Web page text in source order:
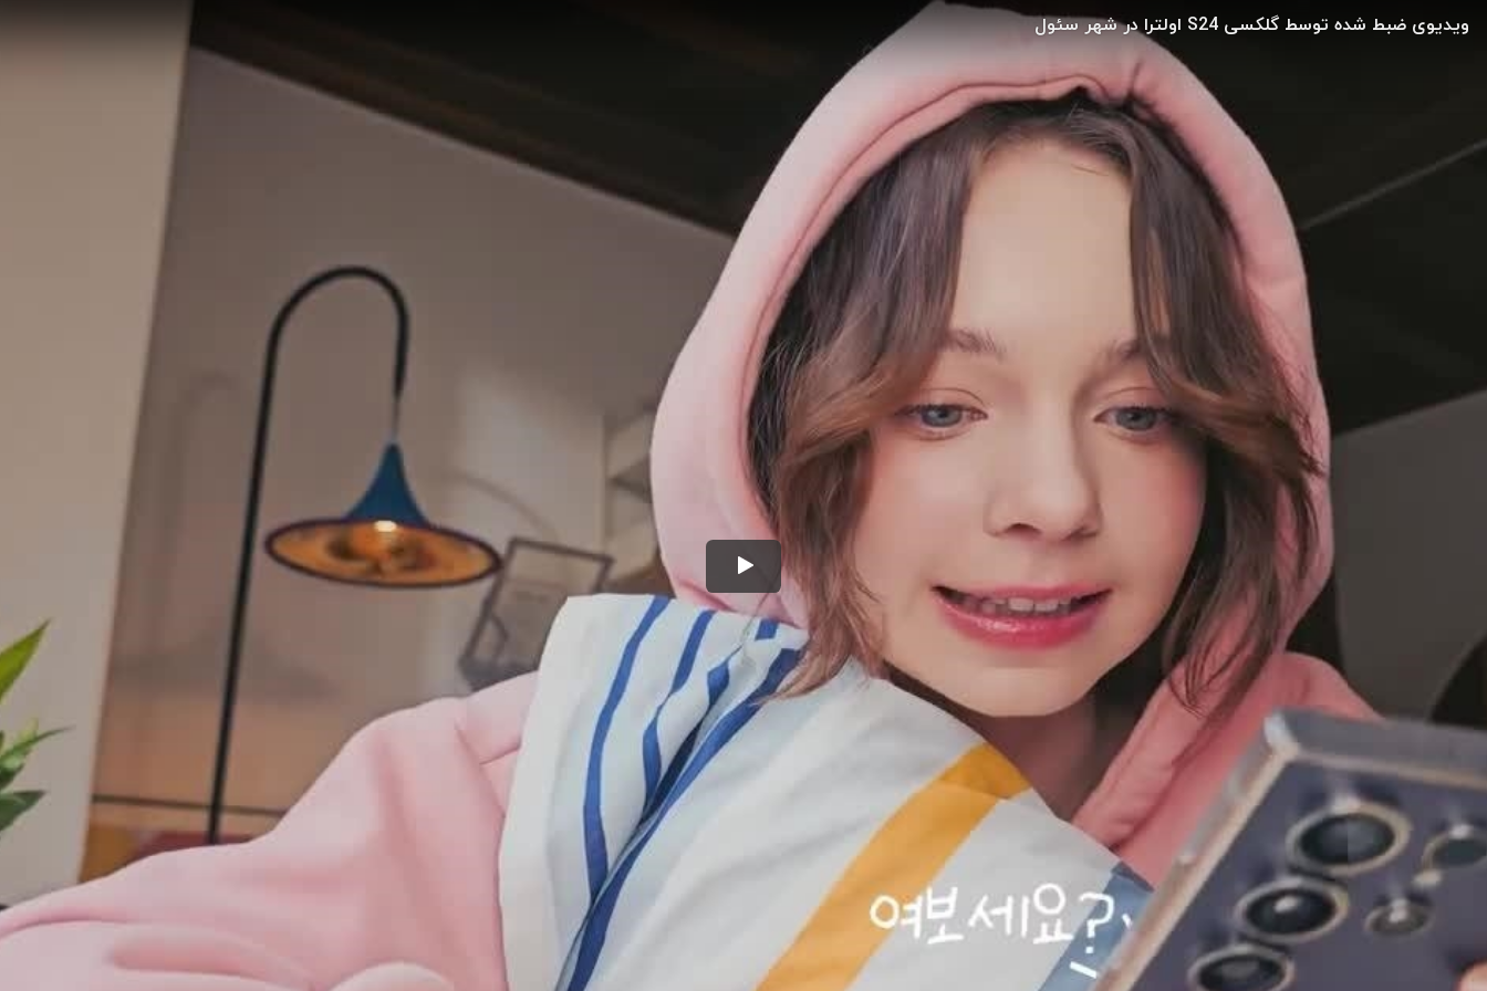
ویدیوی ضبط شده توسط گلکسی S24 اولترا در شهر سئول